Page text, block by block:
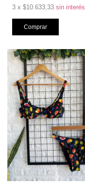
3 x $10.633,33 sin interés